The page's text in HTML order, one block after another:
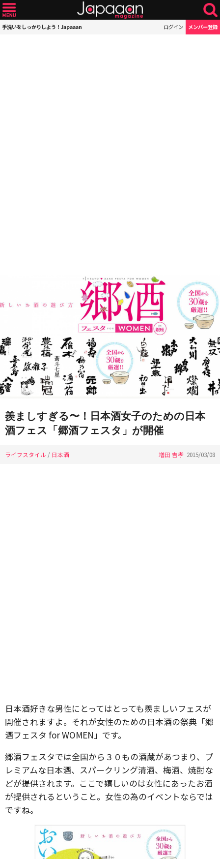
手洗いをしっかりしよう！Japaaan ログイン メンバー登録
羨ましすぎる〜！日本酒女子のための日本
酒フェス「郷酒フェスタ」が開催
ライフスタイル / 日本酒 増田 吉孝 2015/03/08
日本酒好きな男性にとってはとっても羨ましいフェスが
開催されますよ。それが女性のための日本酒の祭典「郷
酒フェスタ for WOMEN」です。
郷酒フェスタでは全国から３０もの酒蔵があつまり、プ
レミアムな日本酒、スパークリング清酒、梅酒、焼酎な
どが提供されます。ここで嬉しいのは女性にあったお酒
が提供されるということ。女性の為のイベントならでは
ですね。